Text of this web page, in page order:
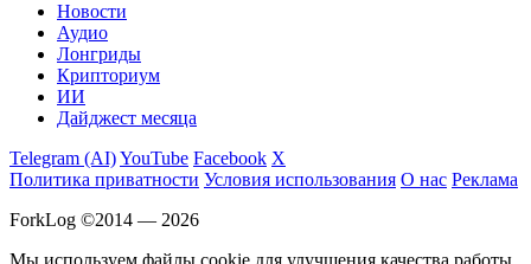
Новости
Аудио
Лонгриды
Крипториум
ИИ
Дайджест месяца
Telegram (AI)YouTube Facebook X
Политика приватности Условия использования О нас Реклама
ForkLog ©2014 — 2026
Мы используем файлы cookie для улучшения качества работы.